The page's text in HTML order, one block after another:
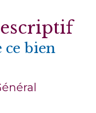
descriptif
ce bien